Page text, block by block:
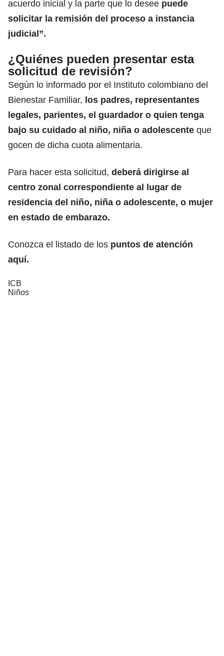
acuerdo inicial y la parte que lo desee puede
solicitar la remisión del proceso a instancia
judicial”.
¿Quiénes pueden presentar esta
solicitud de revisión?
Según lo informado por el Instituto colombiano del
Bienestar Familiar, los padres, representantes
legales, parientes, el guardador o quien tenga
bajo su cuidado al niño, niña o adolescente que
gocen de dicha cuota alimentaria.
Para hacer esta solicitud, deberá dirigirse al
centro zonal correspondiente al lugar de
residencia del niño, niña o adolescente, o mujer
en estado de embarazo.
Conozca el listado de los puntos de atención
aquí.
ICB
Niños